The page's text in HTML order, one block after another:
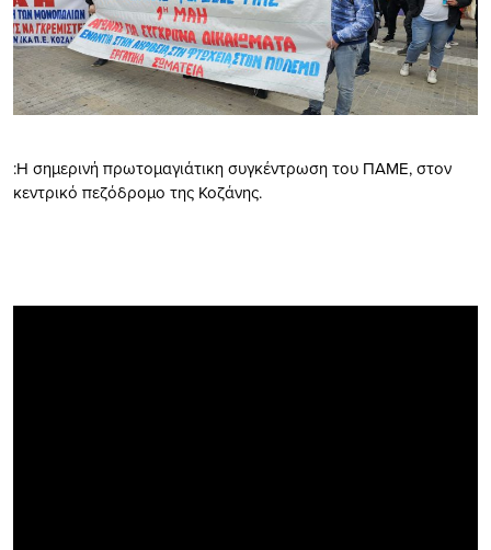
:Η σημερινή πρωτομαγιάτικη συγκέντρωση του ΠΑΜΕ, στον
κεντρικό πεζόδρομο της Κοζάνης.